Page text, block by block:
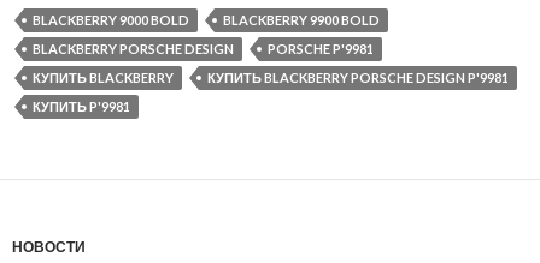
BLACKBERRY 9000 BOLD
BLACKBERRY 9900 BOLD
BLACKBERRY PORSCHE DESIGN
PORSCHE P'9981
КУПИТЬ BLACKBERRY
КУПИТЬ BLACKBERRY PORSCHE DESIGN P'9981
КУПИТЬ P'9981
НОВОСТИ